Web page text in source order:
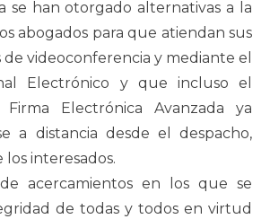
se han otorgado alternativas a la
abogados para que atiendan sus
de videoconferencia y mediante el
Electrónico y que incluso el
Electrónica Avanzada ya
a distancia desde el despacho,
los interesados.
acercamientos en los que se
de todas y todos en virtud